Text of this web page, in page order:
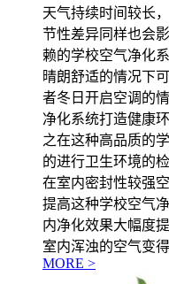
天气持续时间较长
节性差异同样也会
赖的学校空气净化
晴朗舒适的情况下
者冬日开启空调的
净化系统打造健康
之在这种高品质的
的进行卫生环境的
在室内密封性较强
提高这种学校空气
内净化效果大幅度
室内浑浊的空气变
MORE >